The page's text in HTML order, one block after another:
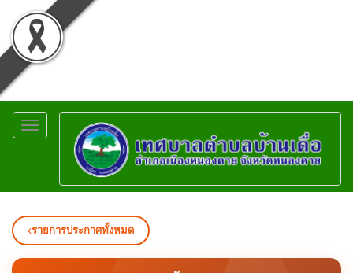
Toggle
navigation
รายการประกาศทั้งหมด